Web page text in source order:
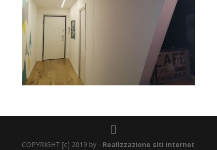
COPYRIGHT [c] 2019 by - Realizzazione siti internet